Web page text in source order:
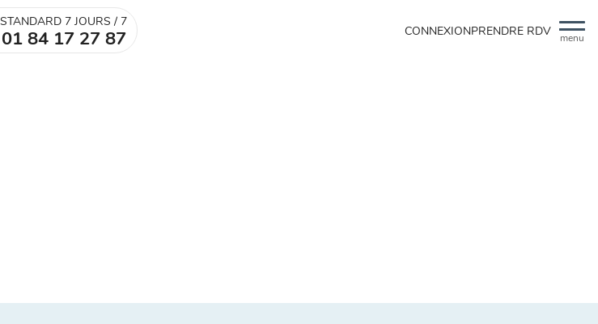
menu
STANDARD 7 JOURS / 7
01 84 17 27 87 CONNEXIONPRENDRE RDV